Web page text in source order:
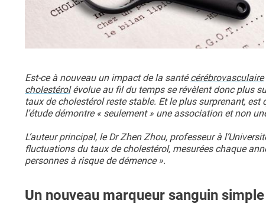
Est-ce à nouveau un impact de la santécérébrovasculaire
cholestérolévolue au fil du temps se révèlent donc plus
taux de cholestérol reste stable. Et le plus surprenant,
l’étude démontre « seulement » une association et non
L’auteur principal, le Dr Zhen Zhou, professeur à
fluctuations du taux de cholestérol, mesurées chaque
personnes à risque de démence ».
Un nouveau marqueur sanguin